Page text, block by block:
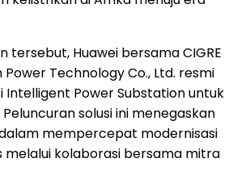
tersebut, Huawei bersama CIGRE
Technology Co., Ltd. resmi
Intelligent Power Substation untuk
solusi ini menegaskan
mempercepat modernisasi
melalui kolaborasi bersama mitra